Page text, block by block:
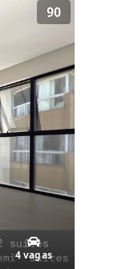
90
4 vagas